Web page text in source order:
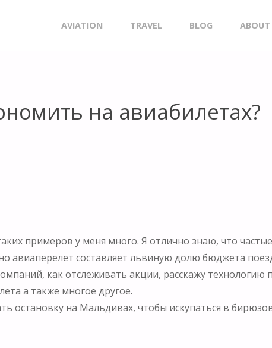
AVIATION TRAVEL BLOG ABOUT
на авиабилетах?
примеров у меня много. Я отлично знаю, что
составляет львиную долю бюджета
как отслеживать акции, расскажу технологию
а также многое другое.
на Мальдивах, чтобы искупаться в